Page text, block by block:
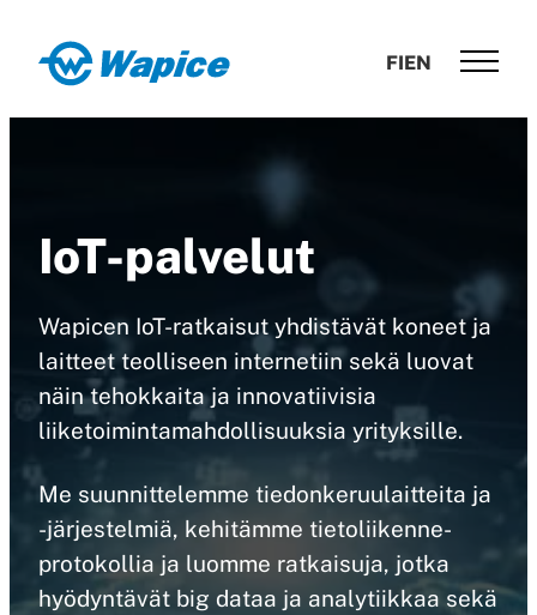
suoraan
sisältöön
Wapice
end
competence
FIEN
IoT-palvelut
Wapicen IoT-ratkaisut yhdistävät koneet ja
laitteet teolliseen internetiin sekä luovat
näin tehokkaita ja innovatiivisia
liiketoiminta­mahdollisuuksia yrityksille.
Me suunnittelemme tiedonkeruulaitteita ja
-järjestelmiä, kehitämme tietoliikenne­
protokollia ja luomme ratkaisuja, jotka
hyödyntävät big dataa ja analytiikkaa sekä